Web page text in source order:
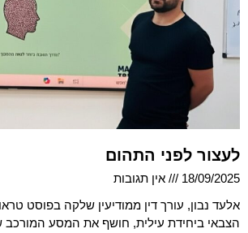
לעצור לפני התהום
18/09/2025
אין תגובות
אלעד נבון, עורך דין ממודיעין שלקה בפוסט
הצבאי ביחידת עילית, חושף את המסע המורכב